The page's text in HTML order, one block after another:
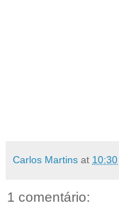
Carlos Martins at 10:30
1 comentário: